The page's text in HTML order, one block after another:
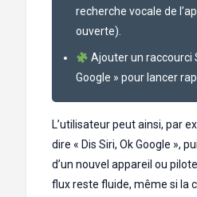
recherche vocale de
ouverte).
Ajouter un raccourci
Google » pour lancer
L’utilisateur peut ainsi, par
dire « Dis Siri, Ok Google »,
d’un nouvel appareil ou
flux reste fluide, même si la